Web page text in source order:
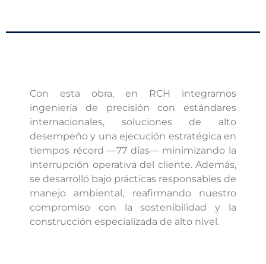
total confiabilidad.
Con esta obra, en RCH integramos
ingeniería de precisión con estándares
internacionales, soluciones de alto
desempeño y una ejecución estratégica en
tiempos récord —77 días— minimizando la
interrupción operativa del cliente. Además,
se desarrolló bajo prácticas responsables de
manejo ambiental, reafirmando nuestro
compromiso con la sostenibilidad y la
construcción especializada de alto nivel.